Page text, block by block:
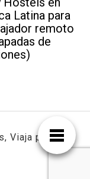
Latina para
remoto
de
Viaja por